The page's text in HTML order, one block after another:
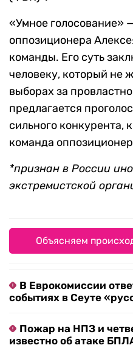
«Умное голосование»
оппозиционера
команды. Его суть
человеку, который не
выборах за
предлагается
сильного конкурента,
команда
*признан в России
экстремистской
Объясняем
В Еврокомиссии
событиях в Сеуте
Пожар на НПЗ и
известно об атаке